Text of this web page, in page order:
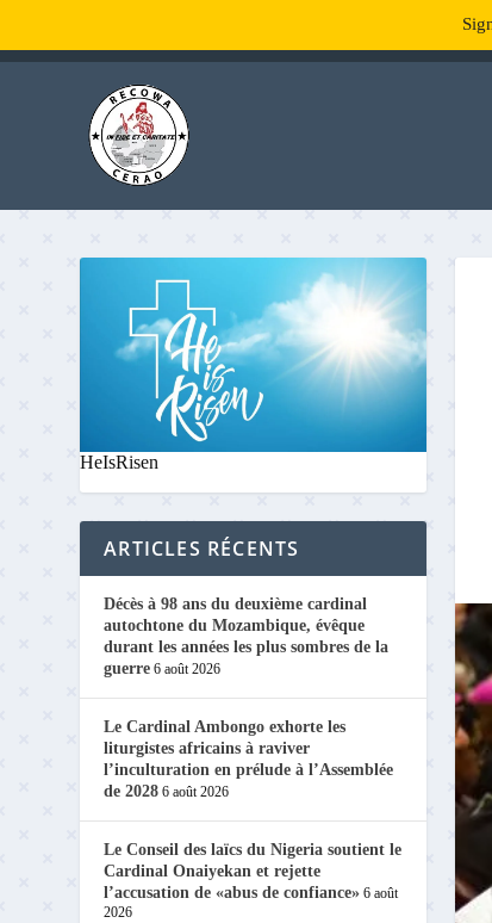
HeIsRisen
ARTICLES RÉCENTS
Décès à 98 ans du deuxième cardinal
autochtone du Mozambique, évêque
durant les années les plus sombres de la
guerre 6 août 2026
Le Cardinal Ambongo exhorte les
liturgistes africains à raviver
l’inculturation en prélude à l’Assemblée
de 2028 6 août 2026
Le Conseil des laïcs du Nigeria soutient le
Cardinal Onaiyekan et rejette
l’accusation de «abus de confiance» 6 août
2026